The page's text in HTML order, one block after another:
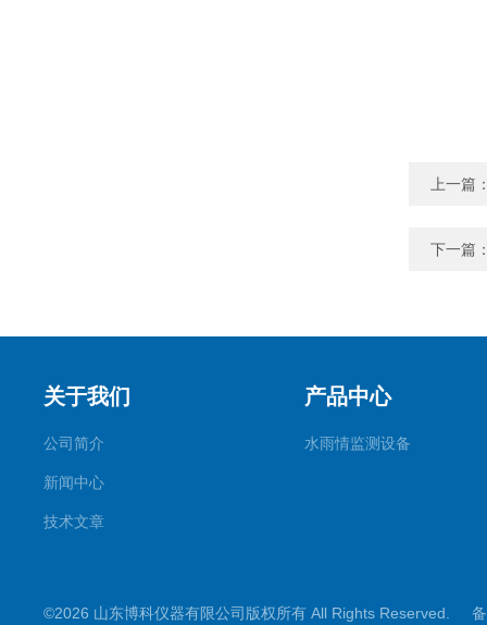
上一篇
下一篇
关于我们
公司简介
新闻中心
技术文章
产品中心
水雨情监测设备
©2026 山东博科仪器有限公司版权所有 All Rights Reserved.